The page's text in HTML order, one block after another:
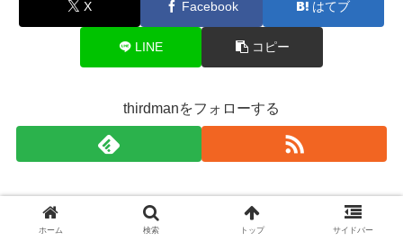
X Facebook はてブ
LINE コピー
thirdmanをフォローする
thirdman
ホーム 検索 トップ サイドバー